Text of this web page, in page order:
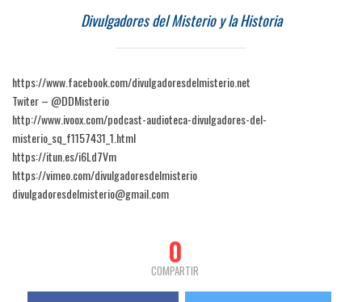
Divulgadores del Misterio y la Historia
https://www.facebook.com/divulgadoresdelmisterio.net
Twiter – @DDMisterio
http://www.ivoox.com/podcast-audioteca-divulgadores-del-
misterio_sq_f1157431_1.html
https://itun.es/i6Ld7Vm
https://vimeo.com/divulgadoresdelmisterio
divulgadoresdelmisterio@gmail.com
0
COMPARTIR